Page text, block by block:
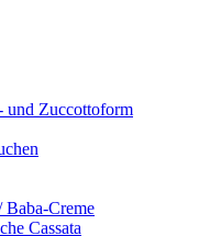
und Zuccottoform
Baba-Creme
Cassata